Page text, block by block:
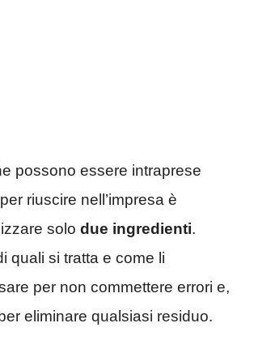
possono essere intraprese
riuscire nell’impresa è
solo due ingredienti.
quali si tratta e come li
per non commettere errori e,
eliminare qualsiasi residuo.